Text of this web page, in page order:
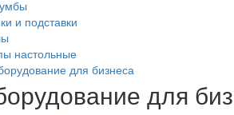
и подставки
настольные
для бизнеса
для